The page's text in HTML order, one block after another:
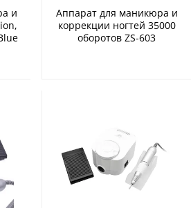
и
Аппарат для маникюра и
коррекции ногтей 35000
оборотов ZS-603